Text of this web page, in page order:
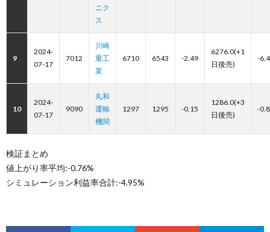
ニク
ス
9
2024-
07-17
7012
川崎
重工
業
6710 6543 -2.49
6276.0(+1
日後売)
-
10
2024-
07-17
9090
丸和
運輸
機関
1297 1295 -0.15
1286.0(+3
日後売)
-
検証まとめ
値上がり率平均:-0.76%
シミュレーション利益率合計:-4.95%